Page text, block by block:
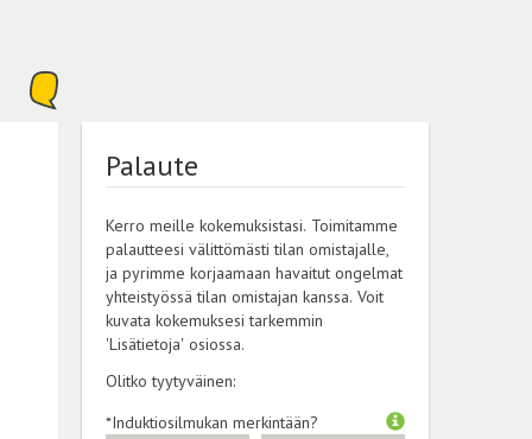
Palaute
Kerro meille kokemuksistasi. Toimitamme
palautteesi välittömästi tilan omistajalle,
ja pyrimme korjaamaan havaitut ongelmat
yhteistyössä tilan omistajan kanssa. Voit
kuvata kokemuksesi tarkemmin
'Lisätietoja' osiossa.
Olitko tyytyväinen:
*Induktiosilmukan merkintään?